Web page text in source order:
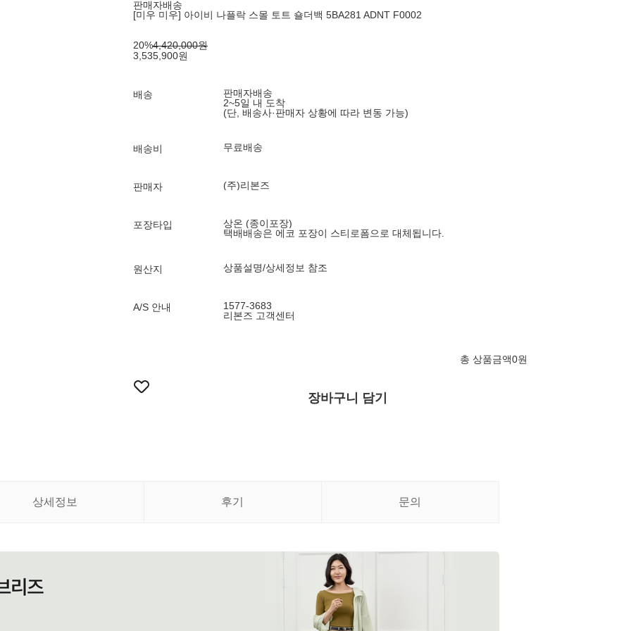
판매자배송
[미우 미우] 아이비 나플락 스몰 토트 숄더백 5BA281 ADNT F0002
20%4,420,000원
3,535,900원
배송
판매자배송
2~5일 내 도착
(단, 배송사·판매자 상황에 따라 변동 가능)
배송비 무료배송
판매자 (주)리본즈
포장타입
상온 (종이포장)
택배배송은 에코 포장이 스티로폼으로 대체됩니다.
원산지 상품설명/상세정보 참조
A/S 안내
1577-3683
리본즈 고객센터
총 상품금액0원
장바구니 담기
상세정보 후기 문의